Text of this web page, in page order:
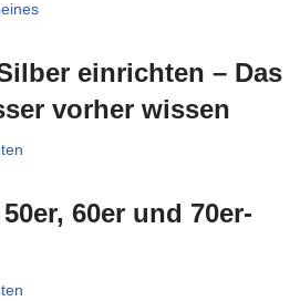
einrichten – Das
vorher wissen
60er und 70er-